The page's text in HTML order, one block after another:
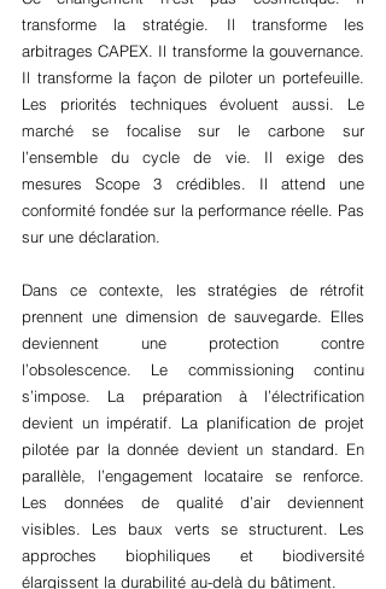
transforme la stratégie. Il transforme les
arbitrages CAPEX. Il transforme la gouvernance.
Il transforme la façon de piloter un portefeuille.
Les priorités techniques évoluent aussi. Le
marché se focalise sur le carbone sur
l’ensemble du cycle de vie. Il exige des
mesures Scope 3 crédibles. Il attend une
conformité fondée sur la performance réelle. Pas
sur une déclaration.
Dans ce contexte, les stratégies de rétrofit
prennent une dimension de sauvegarde. Elles
deviennent une protection contre
l’obsolescence. Le commissioning continu
s’impose. La préparation à l’électrification
devient un impératif. La planification de projet
pilotée par la donnée devient un standard. En
parallèle, l’engagement locataire se renforce.
Les données de qualité d’air deviennent
visibles. Les baux verts se structurent. Les
approches biophiliques et biodiversité
élargissent la durabilité au-delà du bâtiment.